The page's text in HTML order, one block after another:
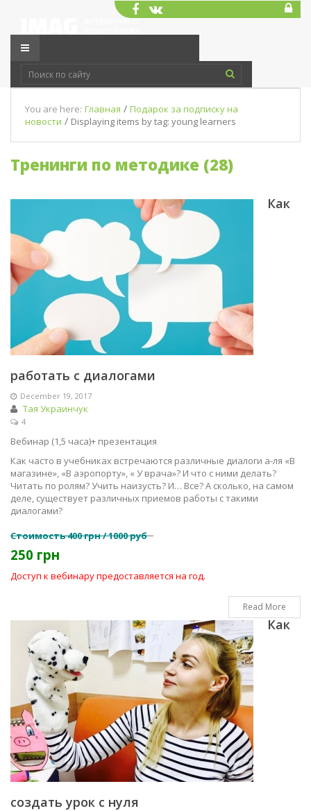
You are here: Главная / Подарок за подписку на
новости / Displaying items by tag: young learners
Тренинги по методике (28)
Как
работать с диалогами
December 19, 2017
Тая Украинчук
4
Вебинар (1,5 часа)+ презентация
Как часто в учебниках встречаются различные диалоги а-ля «В
магазине», «В аэропорту», « У врача»? И что с ними делать?
Читать по ролям? Учить наизусть? И… Все? А сколько, на самом
деле, существует различных приемов работы с такими
диалогами?
Стоимость 400 грн / 1000 руб
250 грн
Доступ к вебинару предоставляется на год.
Read More
Как
создать урок с нуля